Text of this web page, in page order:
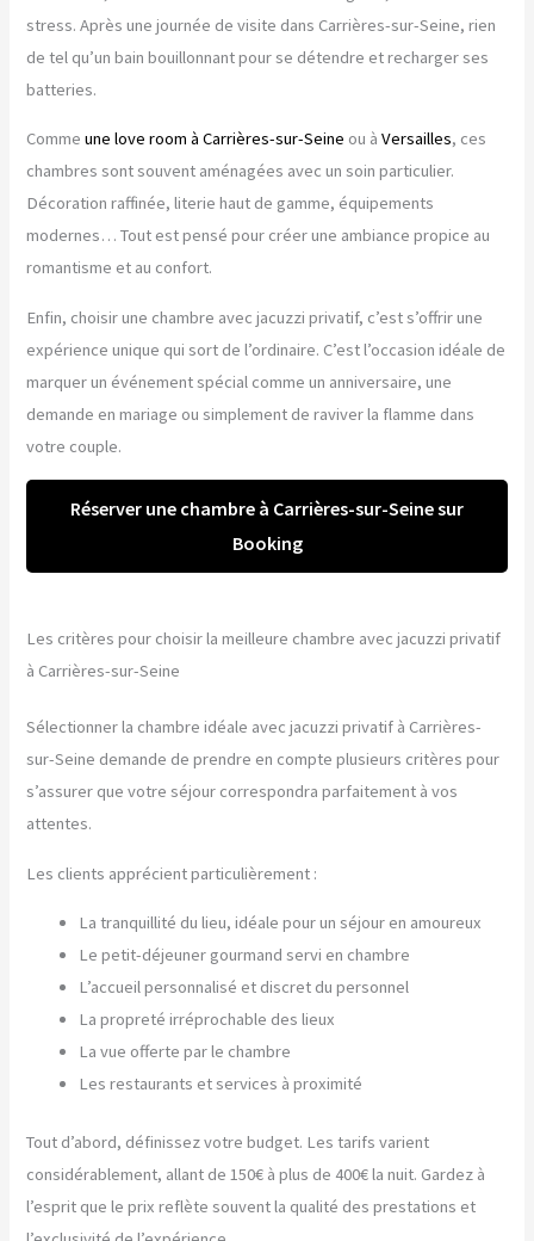
stress. Après une journée de visite dans Carrières-sur-Seine, rien
de tel qu’un bain bouillonnant pour se détendre et recharger ses
batteries.
Comme une love room à Carrières-sur-Seine ou àVersailles, ces
chambres sont souvent aménagées avec un soin particulier.
Décoration raffinée, literie haut de gamme, équipements
modernes… Tout est pensé pour créer une ambiance propice au
romantisme et au confort.
Enfin, choisir une chambre avec jacuzzi privatif, c’est s’offrir une
expérience unique qui sort de l’ordinaire. C’est l’occasion idéale de
marquer un événement spécial comme un anniversaire, une
demande en mariage ou simplement de raviver la flamme dans
votre couple.
Réserver une chambre à Carrières-sur-Seine sur
Booking
Les critères pour choisir la meilleure chambre avec jacuzzi privatif
à Carrières-sur-Seine
Sélectionner la chambre idéale avec jacuzzi privatif à Carrières-
sur-Seine demande de prendre en compte plusieurs critères pour
s’assurer que votre séjour correspondra parfaitement à vos
attentes.
Les clients apprécient particulièrement :
La tranquillité du lieu, idéale pour un séjour en amoureux
Le petit-déjeuner gourmand servi en chambre
L’accueil personnalisé et discret du personnel
La propreté irréprochable des lieux
La vue offerte par le chambre
Les restaurants et services à proximité
Tout d’abord, définissez votre budget. Les tarifs varient
considérablement, allant de 150€ à plus de 400€ la nuit. Gardez à
l’esprit que le prix reflète souvent la qualité des prestations et